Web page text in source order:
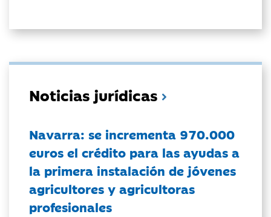
Noticias jurídicas
Navarra: se incrementa 970.000
euros el crédito para las ayudas a
la primera instalación de jóvenes
agricultores y agricultoras
profesionales